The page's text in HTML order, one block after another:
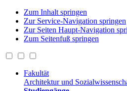
Zum Inhalt springen
Zur Service-Navigation springen
Zur Seiten Haupt-Navigation
Zum Seitenfuß springen
Fakultät
Architektur und